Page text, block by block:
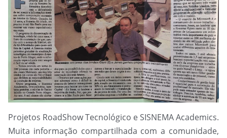
Projetos RoadShow Tecnológico e SISNEMA Academics.
Muita informação compartilhada com a comunidade,